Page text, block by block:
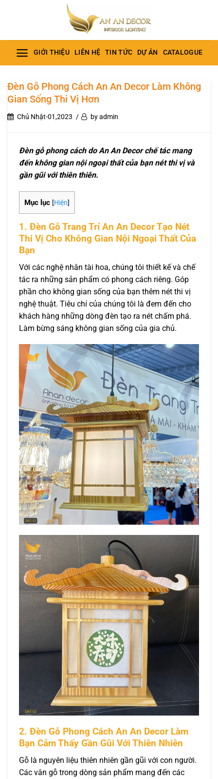
dung
GIỚI THIỆU LIÊN HỆ TIN TỨC DỰ ÁN CATALOGUE
Đèn Gỗ Phong Cách An An Decor Làm Không
Gian Sống Thi Vị Hơn
Chủ Nhật-01,2023 by admin
Đèn gỗ phong cách do An An Decor chế tác mang
đến không gian nội ngoại thất của bạn nét thi vị và
gần gũi với thiên thiên.
Mục lục [Hiện]
1. Đèn Gỗ Trang Trí An An Decor Tạo Nét
Thi Vị Cho Không Gian Nội Ngoại Thất Của
Bạn
Với các nghệ nhân tài hoa, chúng tôi thiết kế và chế
tác ra những sản phẩm có phong cách riêng. Góp
phần cho không gian sống của bạn thêm nét thi vị
nghệ thuật. Tiêu chí của chúng tôi là đem đến cho
khách hàng những dòng đèn tạo ra nét chấm phá.
Làm bừng sáng không gian sống của gia chủ.
2. Đèn Gỗ Phong Cách An An Decor Làm
Bạn Cảm Thấy Gần Gũi Với Thiên Nhiên
Gỗ là nguyên liệu thiên nhiên gần gũi với con người.
Các vân gỗ trong dòng sản phẩm mang đến các